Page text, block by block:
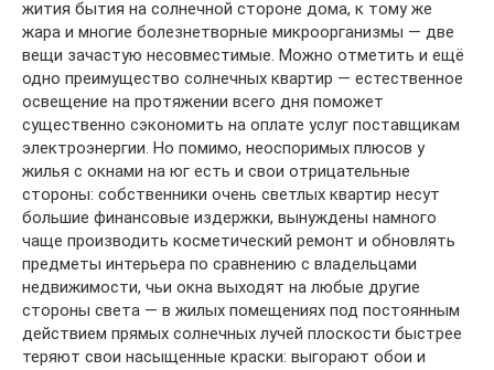
жития бытия на солнечной стороне дома, к тому же
жара и многие болезнетворные микроорганизмы — две
вещи зачастую несовместимые. Можно отметить и ещё
одно преимущество солнечных квартир — естественное
освещение на протяжении всего дня поможет
существенно сэкономить на оплате услуг поставщикам
электроэнергии. Но помимо, неоспоримых плюсов у
жилья с окнами на юг есть и свои отрицательные
стороны: собственники очень светлых квартир несут
большие финансовые издержки, вынуждены намного
чаще производить косметический ремонт и обновлять
предметы интерьера по сравнению с владельцами
недвижимости, чьи окна выходят на любые другие
стороны света — в жилых помещениях под постоянным
действием прямых солнечных лучей плоскости быстрее
теряют свои насыщенные краски: выгорают обои и